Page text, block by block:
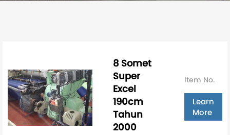
8 Somet
Super
Excel
190cm
Tahun
2000
ltem No.
Learn
More